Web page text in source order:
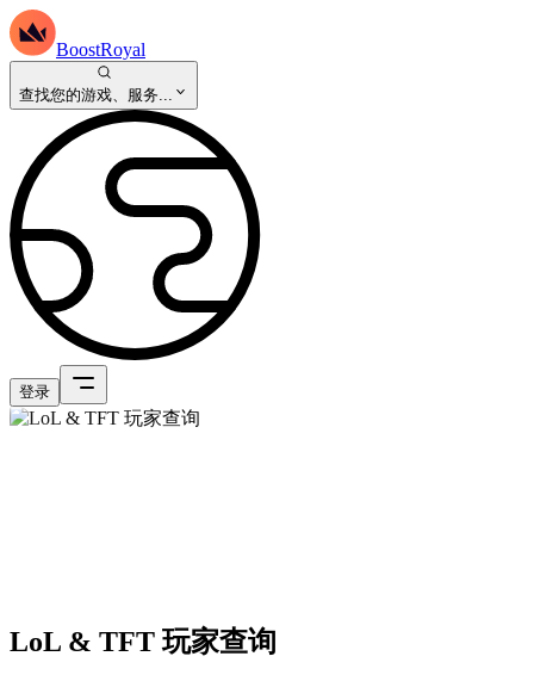
BoostRoyal
查找您的游戏、服务...
登录
LoL & TFT 玩家查询